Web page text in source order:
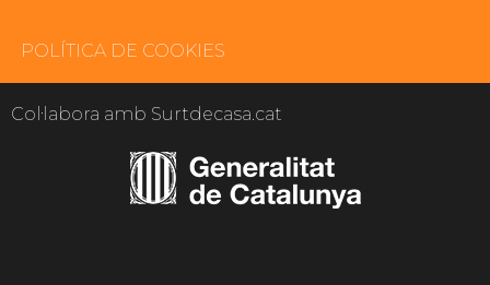
POLÍTICA DE COOKIES
Col·labora amb Surtdecasa.cat